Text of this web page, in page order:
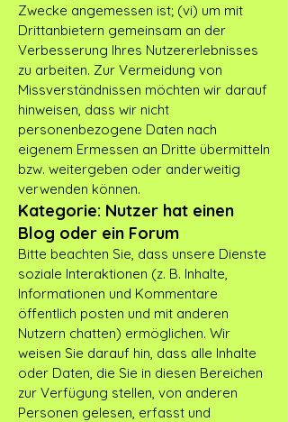
Zwecke angemessen ist; (vi) um mit
Drittanbietern gemeinsam an der
Verbesserung Ihres Nutzererlebnisses
zu arbeiten. Zur Vermeidung von
Missverständnissen möchten wir darauf
hinweisen, dass wir nicht
personenbezogene Daten nach
eigenem Ermessen an Dritte übermitteln
bzw. weitergeben oder anderweitig
verwenden können.
Kategorie: Nutzer hat einen
Blog oder ein Forum
Bitte beachten Sie, dass unsere Dienste
soziale Interaktionen (z. B. Inhalte,
Informationen und Kommentare
öffentlich posten und mit anderen
Nutzern chatten) ermöglichen. Wir
weisen Sie darauf hin, dass alle Inhalte
oder Daten, die Sie in diesen Bereichen
zur Verfügung stellen, von anderen
Personen gelesen, erfasst und